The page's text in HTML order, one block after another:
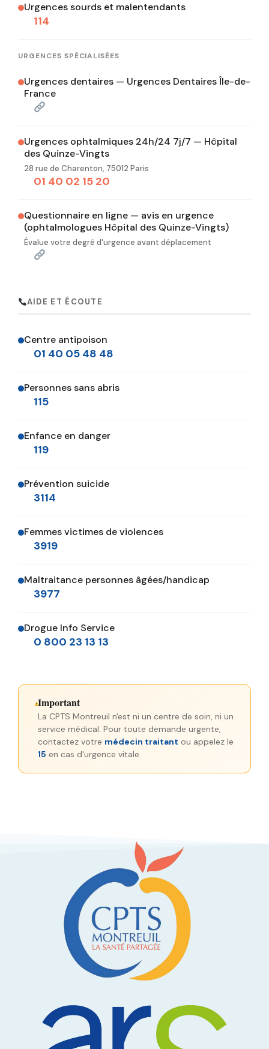
Urgences sourds et malentendants
114
URGENCES SPÉCIALISÉES
Urgences dentaires — Urgences Dentaires Île-de-
France
Urgences ophtalmiques 24h/24 7j/7 — Hôpital
des Quinze-Vingts
28 rue de Charenton, 75012 Paris
01 40 02 15 20
Questionnaire en ligne — avis en urgence
(ophtalmologues Hôpital des Quinze-Vingts)
Évalue votre degré d'urgence avant déplacement
AIDE ET ÉCOUTE
Centre antipoison
01 40 05 48 48
Personnes sans abris
115
Enfance en danger
119
Prévention suicide
3114
Femmes victimes de violences
3919
Maltraitance personnes âgées/handicap
3977
Drogue Info Service
0 800 23 13 13
Important
La CPTS Montreuil n'est ni un centre de soin, ni un
service médical. Pour toute demande urgente,
contactez votre médecin traitant ou appelez le
15 en cas d'urgence vitale.